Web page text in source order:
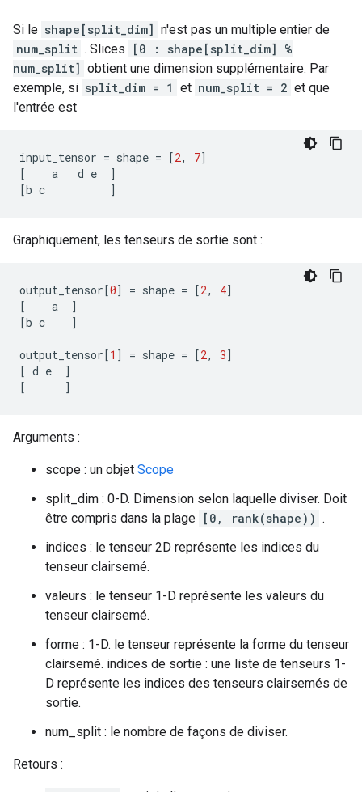
Si le shape[split_dim] n'est pas un multiple entier de
num_split . Slices
[0 : shape[split_dim] %
num_split] obtient une dimension supplémentaire. Par
exemple, si split_dim = 1 et num_split = 2 et que
l'entrée est
input_tensor = shape = [2, 7]
[
a d e
]
[b c ]
Graphiquement, les tenseurs de sortie sont :
output_tensor[0] = shape = [2, 4]
[
a
]
[b c ]
output_tensor[1 ] = shape = [2, 3]
[ d e
]
[
]
Arguments :
scope : un objet Scope
split_dim : 0-D. Dimension selon laquelle diviser. Doit
être compris dans la plage [0, rank(shape)) .
indices : le tenseur 2D représente les indices du
tenseur clairsemé.
valeurs : le tenseur 1-D représente les valeurs du
tenseur clairsemé.
forme : 1-D. le tenseur représente la forme du tenseur
clairsemé. indices de sortie : une liste de tenseurs 1-
D représente les indices des tenseurs clairsemés de
sortie.
num_split : le nombre de façons de diviser.
Retours :